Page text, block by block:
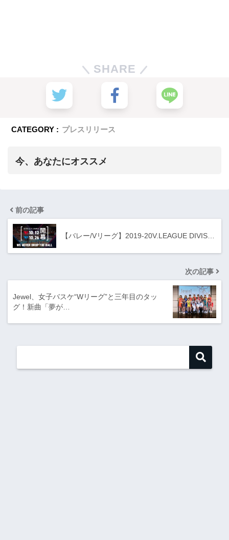
SHARE
CATEGORY : プレスリリース
今、あなたにオススメ
前の記事
【バレー/Vリーグ】2019-20V.LEAGUE DIVIS…
次の記事
Jewel、女子バスケ“Wリーグ”と三年目のタッ
グ！新曲「夢が…